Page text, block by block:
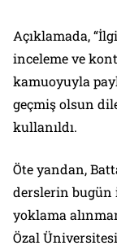
Açıklamada,
inceleme ve
kamuoyuyla
geçmiş olsun
kullanıldı.
Öte yandan,
derslerin bugün
yoklama
Özal